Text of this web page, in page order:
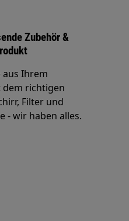
Zubehör &
aus Ihrem
richtigen
Filter und
- wir haben alles.